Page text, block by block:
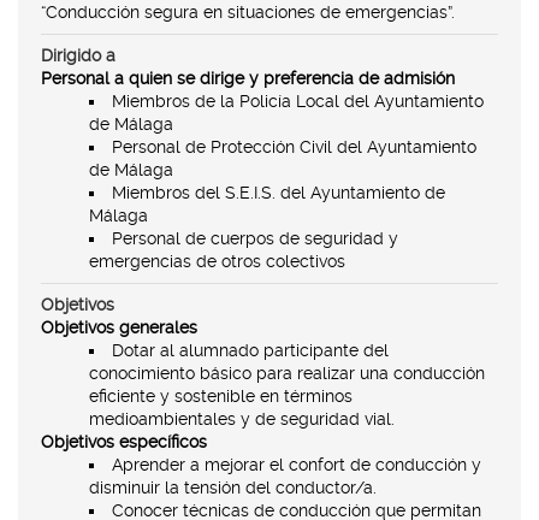
“Conducción segura en situaciones de emergencias”.
Dirigido a
Personal a quien se dirige y preferencia de admisión
Miembros de la Policía Local del Ayuntamiento
de Málaga
Personal de Protección Civil del Ayuntamiento
de Málaga
Miembros del S.E.I.S. del Ayuntamiento de
Málaga
Personal de cuerpos de seguridad y
emergencias de otros colectivos
Objetivos
Objetivos generales
Dotar al alumnado participante del
conocimiento básico para realizar una conducción
eficiente y sostenible en términos
medioambientales y de seguridad vial.
Objetivos específicos
Aprender a mejorar el confort de conducción y
disminuir la tensión del conductor/a.
Conocer técnicas de conducción que permitan